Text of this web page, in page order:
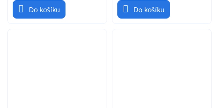
Do košíku Do košíku